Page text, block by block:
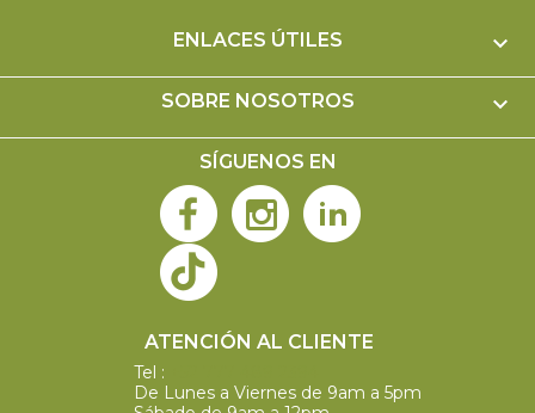
ENLACES ÚTILES 
SOBRE NOSOTROS 
SÍGUENOS EN
ATENCIÓN AL CLIENTE
Tel :
De Lunes a Viernes de 9am a 5pm